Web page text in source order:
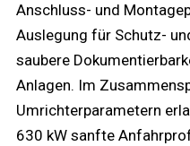
Anschluss- und
Auslegung für Schutz-
saubere
Anlagen. Im
Umrichterparametern
630 kW sanfte